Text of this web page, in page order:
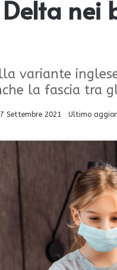
nei
variante
la fascia tra
7 Settembre 2021 Ultimo